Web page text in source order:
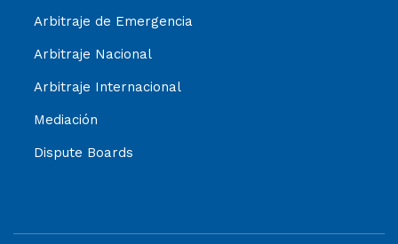
Arbitraje de Emergencia
Arbitraje Nacional
Arbitraje Internacional
Mediación
Dispute Boards